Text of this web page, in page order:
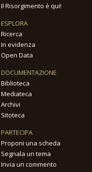
Il Risorgimento è qui!
ESPLORA
Ricerca
In evidenza
Open Data
DOCUMENTAZIONE
Biblioteca
Mediateca
Archivi
Sitoteca
PARTECIPA
Proponi una scheda
Segnala un tema
Invia un commento